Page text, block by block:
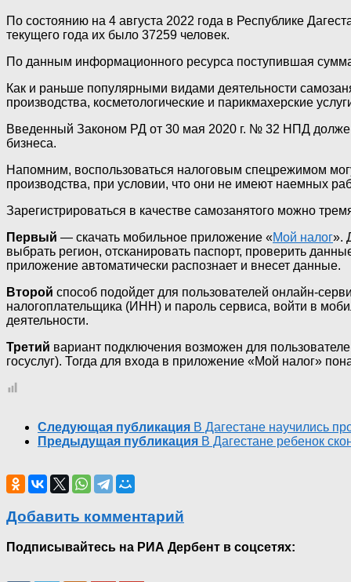
По состоянию на 4 августа 2022 года в Республике
текущего года их было 37259 человек.
По данным информационного ресурса поступившая
Как и раньше популярными видами деятельности
производства, косметологические и парикмахерские
Введенный Законом РД от 30 мая 2020 г. № 32 НПД
бизнеса.
Напомним, воспользоваться налоговым спецрежимом
производства, при условии, что они не имеют наемных
Зарегистрироваться в качестве самозанятого можно
Первый — скачать мобильное приложение «Мой налог».
выбрать регион, отсканировать паспорт, проверить
приложение автоматически распознает и внесет данные.
Второй способ подойдет для пользователей онлайн-
налогоплательщика (ИНН) и пароль сервиса, войти в
деятельности.
Третий вариант подключения возможен для
госуслуг). Тогда для входа в приложение «Мой налог»
Следующая публикация В Дагестане научились
Предыдущая публикация В Дагестане ребенок
Добавить комментарий
Подписывайтесь на РИА Дербент в соцсетях: